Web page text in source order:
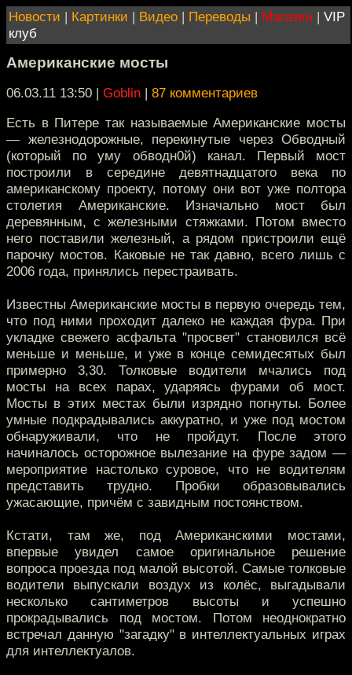
Новости | Картинки | Видео | Переводы | Магазин | VIP
клуб
Американские мосты
06.03.11 13:50 | Goblin | 87 комментариев
Есть в Питере так называемые Американские мосты
— железнодорожные, перекинутые через Обводный
(который по уму обводн0й) канал. Первый мост
построили в середине девятнадцатого века по
американскому проекту, потому они вот уже полтора
столетия Американские. Изначально мост был
деревянным, с железными стяжками. Потом вместо
него поставили железный, а рядом пристроили ещё
парочку мостов. Каковые не так давно, всего лишь с
2006 года, принялись перестраивать.
Известны Американские мосты в первую очередь тем,
что под ними проходит далеко не каждая фура. При
укладке свежего асфальта "просвет" становился всё
меньше и меньше, и уже в конце семидесятых был
примерно 3,30. Толковые водители мчались под
мосты на всех парах, ударяясь фурами об мост.
Мосты в этих местах были изрядно погнуты. Более
умные подкрадывались аккуратно, и уже под мостом
обнаруживали, что не пройдут. После этого
начиналось осторожное вылезание на фуре задом —
мероприятие настолько суровое, что не водителям
представить трудно. Пробки образовывались
ужасающие, причём с завидным постоянством.
Кстати, там же, под Американскими мостами,
впервые увидел самое оригинальное решение
вопроса проезда под малой высотой. Самые толковые
водители выпускали воздух из колёс, выгадывали
несколько сантиметров высоты и успешно
прокрадывались под мостом. Потом неоднократно
встречал данную "загадку" в интеллектуальных играх
для интеллектуалов.